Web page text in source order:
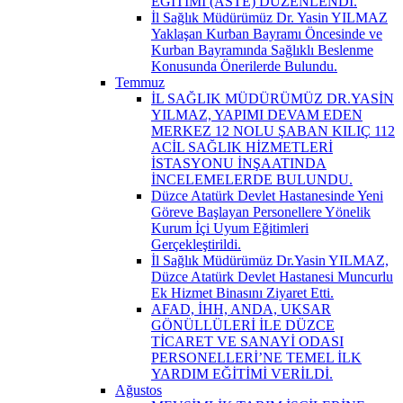
İl Sağlık Müdürümüz Dr. Yasin YILMAZ
Yaklaşan Kurban Bayramı Öncesinde ve
Kurban Bayramında Sağlıklı Beslenme
Konusunda Önerilerde Bulundu.
Temmuz
İL SAĞLIK MÜDÜRÜMÜZ DR.YASİN
YILMAZ, YAPIMI DEVAM EDEN
MERKEZ 12 NOLU ŞABAN KILIÇ 112
ACİL SAĞLIK HİZMETLERİ
İSTASYONU İNŞAATINDA
İNCELEMELERDE BULUNDU.
Düzce Atatürk Devlet Hastanesinde Yeni
Göreve Başlayan Personellere Yönelik
Kurum İçi Uyum Eğitimleri
Gerçekleştirildi.
İl Sağlık Müdürümüz Dr.Yasin YILMAZ,
Düzce Atatürk Devlet Hastanesi Muncurlu
Ek Hizmet Binasını Ziyaret Etti.
AFAD, İHH, ANDA, UKSAR
GÖNÜLLÜLERİ İLE DÜZCE
TİCARET VE SANAYİ ODASI
PERSONELLERİ’NE TEMEL İLK
YARDIM EĞİTİMİ VERİLDİ.
Ağustos